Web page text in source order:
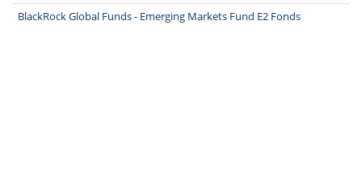
BlackRock Global Funds - Emerging Markets Fund E2 Fonds